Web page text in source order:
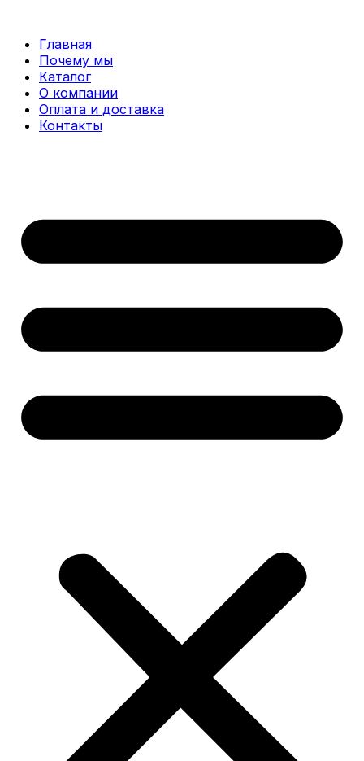
содержимому
Главная
Почему мы
Каталог
О компании
Оплата и доставка
Контакты